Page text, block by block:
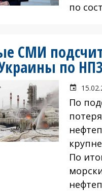
по
СМИ
по НПЗ
По
По